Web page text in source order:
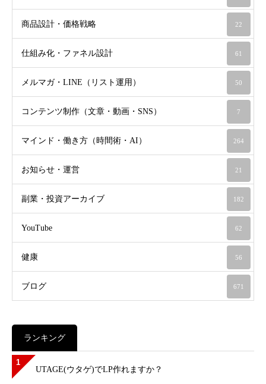
商品設計・価格戦略 22
仕組み化・ファネル設計 61
メルマガ・LINE（リスト運用） 50
コンテンツ制作（文章・動画・SNS） 7
マインド・働き方（時間術・AI） 264
お知らせ・運営 21
副業・投資アーカイブ 182
YouTube 62
健康 56
ブログ 671
ランキング
1
UTAGE(ウタゲ)でLP作れますか？